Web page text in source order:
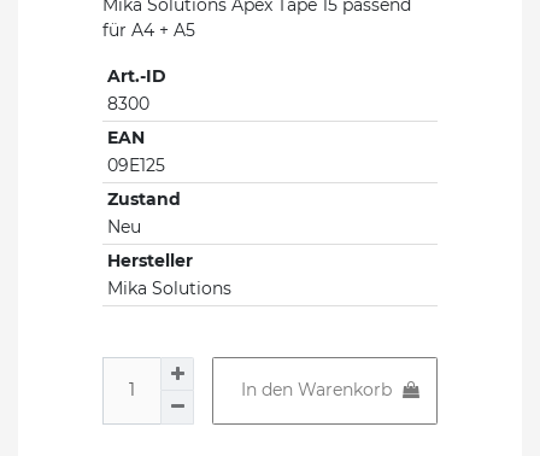
für A4 + A5
Art.-ID
8300
EAN
09E125
Zustand
Neu
Hersteller
Mika Solutions
In den Warenkorb